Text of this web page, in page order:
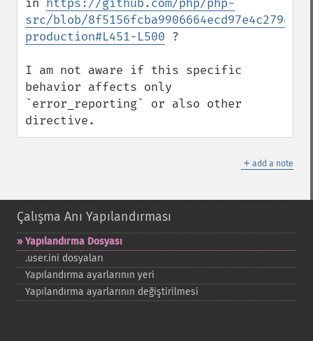
in https://github.com/php/php-
src/blob/
production#L451-L500 ?
I am not aware if this specific
behavior affects only
`error_reporting` or also other
directive.
＋ add a note
Çalışma Anı Yapılandırması
Yapılandırma Dosyası
.user.ini dosyaları
Yapılandırma ayarlarının yeri
Yapılandırma ayarlarının değiştirilmesi